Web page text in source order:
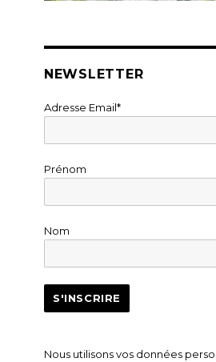
NEWSLETTER
Adresse Email*
Prénom
Nom
Nous utilisons vos données